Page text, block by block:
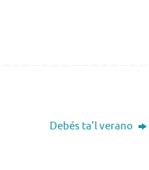
Debés ta’l verano